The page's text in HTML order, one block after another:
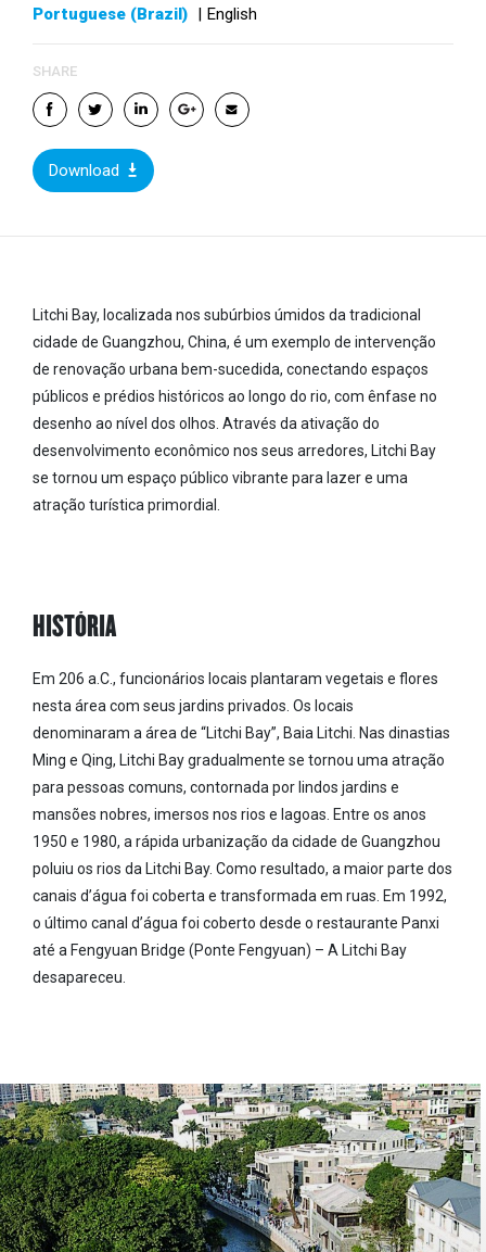
Portuguese (Brazil) | English
SHARE
Download
Litchi Bay, localizada nos subúrbios úmidos da tradicional
cidade de Guangzhou, China, é um exemplo de intervenção
de renovação urbana bem-sucedida, conectando espaços
públicos e prédios históricos ao longo do rio, com ênfase no
desenho ao nível dos olhos. Através da ativação do
desenvolvimento econômico nos seus arredores, Litchi Bay
se tornou um espaço público vibrante para lazer e uma
atração turística primordial.
HISTÓRIA
Em 206 a.C., funcionários locais plantaram vegetais e flores
nesta área com seus jardins privados. Os locais
denominaram a área de “Litchi Bay”, Baia Litchi. Nas dinastias
Ming e Qing, Litchi Bay gradualmente se tornou uma atração
para pessoas comuns, contornada por lindos jardins e
mansões nobres, imersos nos rios e lagoas. Entre os anos
1950 e 1980, a rápida urbanização da cidade de Guangzhou
poluiu os rios da Litchi Bay. Como resultado, a maior parte dos
canais d’água foi coberta e transformada em ruas. Em 1992,
o último canal d’água foi coberto desde o restaurante Panxi
até a Fengyuan Bridge (Ponte Fengyuan) – A Litchi Bay
desapareceu.